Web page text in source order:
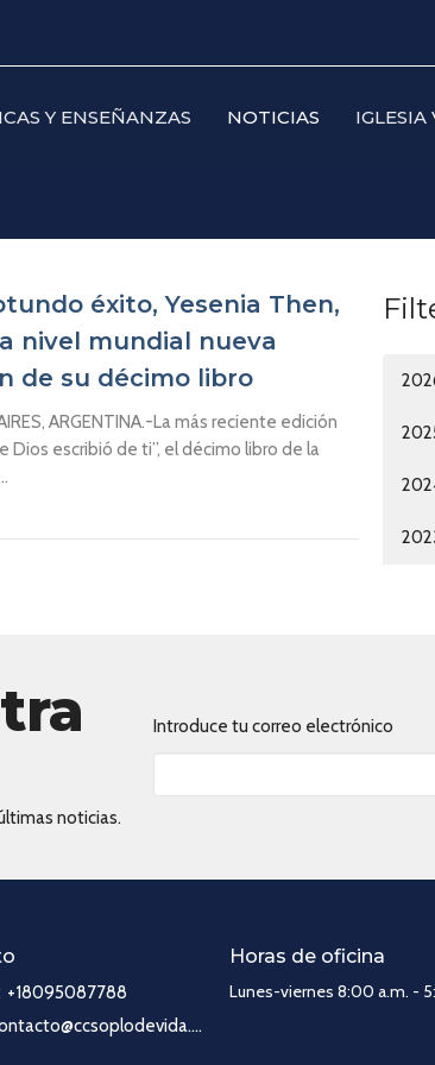
Y ENSEÑANZAS NOTICIAS
éxito, Yesenia Then,
nivel mundial nueva
de su décimo libro
ARGENTINA.-La más reciente edición
Dios escribió de ti”, el décimo libro de la
noticias.
Introduce tu correo electrónico
+18095087788
contacto@ccsoplodevida.com
Horas de oficina
Lunes-viernes 8:00 a.m. -